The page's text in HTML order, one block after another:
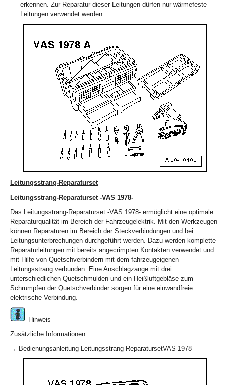
erkennen. Zur Reparatur dieser Leitungen dürfen nur wärmefeste
Leitungen verwendet werden.
Leitungsstrang-Reparaturset
Leitungsstrang-Reparaturset -VAS 1978-
Das Leitungsstrang-Reparaturset -VAS 1978- ermöglicht eine optimale
Reparaturqualität im Bereich der Fahrzeugelektrik. Mit den Werkzeugen
können Reparaturen im Bereich der Steckverbindungen und bei
Leitungsunterbrechungen durchgeführt werden. Dazu werden komplette
Reparaturleitungen mit bereits angecrimpten Kontakten verwendet und
mit Hilfe von Quetschverbindern mit dem fahrzeugeigenen
Leitungsstrang verbunden. Eine Anschlagzange mit drei
unterschiedlichen Quetschmulden und ein Heißluftgebläse zum
Schrumpfen der Quetschverbinder sorgen für eine einwandfreie
elektrische Verbindung.
Hinweis
Zusätzliche Informationen:
→ Bedienungsanleitung Leitungsstrang-ReparatursetVAS 1978